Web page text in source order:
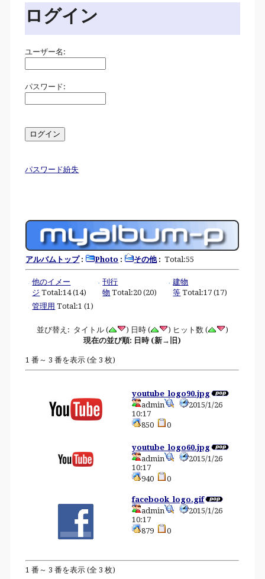
ログイン
ユーザー名:
パスワード:
パスワード紛失
アルバムトップ: Photo : その他: Total:55
他のイメー
ジ Total:14 (14)
刊行
物 Total:20 (20)
建物
等 Total:17 (17)
管理用 Total:1 (1)
並び替え: タイトル ( ) 日時 ( ) ヒット数 (
)
現在の並び順: 日時 (新→旧)
1 番～ 3 番を表示 (全 3 枚)
youtube_logo90.jpg
admin
2015/1/26
10:17
850
0
youtube_logo60.jpg
admin
2015/1/26
10:17
940
0
facebook_logo.gif
admin
2015/1/26
10:17
879
0
1 番～ 3 番を表示 (全 3 枚)